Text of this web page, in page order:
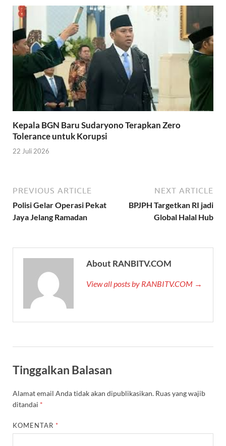
Kepala BGN Baru Sudaryono Terapkan Zero
Tolerance untuk Korupsi
22 Juli 2026
PREVIOUS ARTICLE
Polisi Gelar Operasi Pekat
Jaya Jelang Ramadan
NEXT ARTICLE
BPJPH Targetkan RI jadi
Global Halal Hub
About RANBITV.COM
View all posts by RANBITV.COM →
Tinggalkan Balasan
Alamat email Anda tidak akan dipublikasikan. Ruas yang wajib
ditandai *
KOMENTAR *